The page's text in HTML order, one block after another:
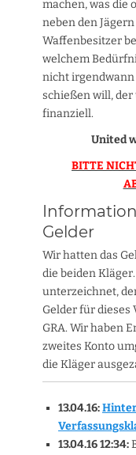
machen, was die
neben den
Waffenbesitzer
welchem
nicht
schießen will,
finanziell.
United
BITTE
Gelder
Wir hatten das
die beiden
unterzeichnet,
Gelder für dieses
GRA. Wir haben
zweites Konto
die Kläger
13.04.16:
13.04.16 12:34: